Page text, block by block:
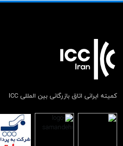
کمیته ایرانی اتاق بازرگانی بین المللی ICC